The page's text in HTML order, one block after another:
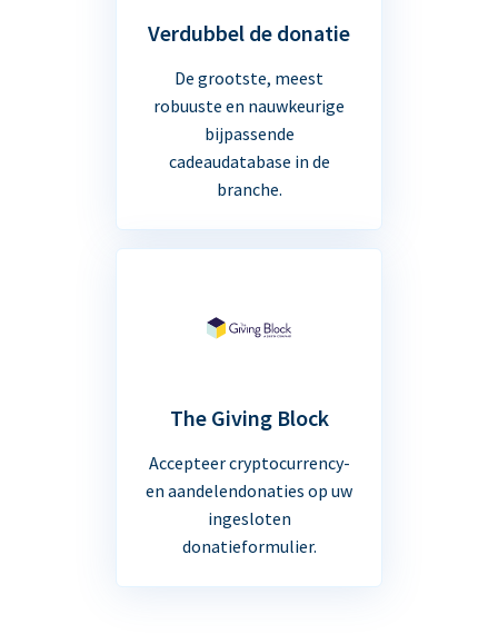
Verdubbel de donatie
De grootste, meest
robuuste en nauwkeurige
bijpassende
cadeaudatabase in de
branche.
The Giving Block
Accepteer cryptocurrency-
en aandelendonaties op uw
ingesloten
donatieformulier.